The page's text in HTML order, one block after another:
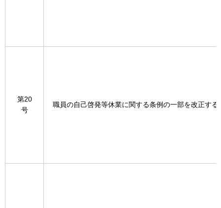
第20
号
職員の自己啓発等休業に関する条例の一部を改正する